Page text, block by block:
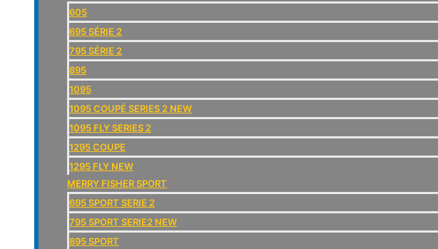
605
695 SÉRIE 2
795 SÉRIE 2
895
1095
1095 COUPÉ SERIES 2 NEW
1095 FLY SERIES 2
1295 COUPE
1295 FLY NEW
MERRY FISHER SPORT
695 SPORT SERIE 2
795 SPORT SERIE2 NEW
895 SPORT